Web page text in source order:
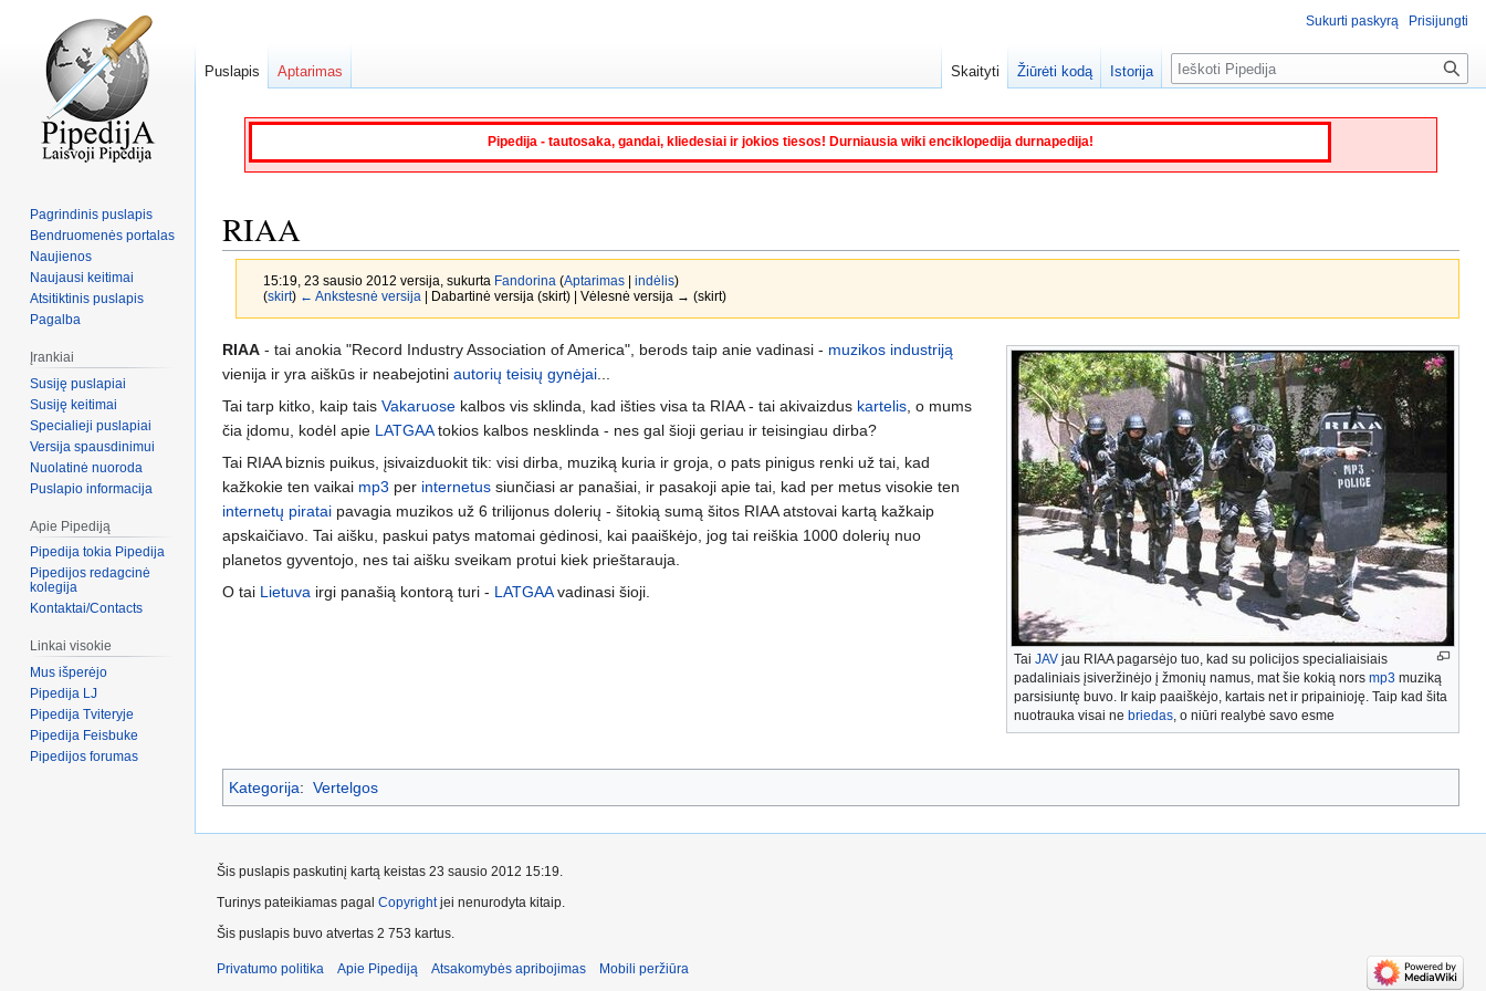
Pipedija - tautosaka, gandai, kliedesiai ir jokios tiesos! Durniausia wiki enciklopedija durnapedija!
RIAA
15:19, 23 sausio 2012 versija, sukurta Fandorina (Aptarimas| indėlis)
(skirt) ← Ankstesnė versija | Dabartinė versija (skirt) | Vėlesnė versija → (skirt)
Jump
to
navigation
Jump
to
search
Tai JAV jau RIAA pagarsėjo tuo, kad su policijos specialiaisiais
padaliniais įsiveržinėjo į žmonių namus, mat šie kokią nors mp3 muziką
parsisiuntę buvo. Ir kaip paaiškėjo, kartais net ir pripainioję. Taip kad šita
nuotrauka visai ne briedas, o niūri realybė savo esme
RIAA - tai anokia "Record Industry Association of America", berods taip anie vadinasi - muzikos industriją
vienija ir yra aiškūs ir neabejotini autorių teisių gynėjai
Tai tarp kitko, kaip tais Vakaruose kalbos vis sklinda, kad išties visa ta RIAA - tai akivaizdus kartelis , o mums
čia įdomu, kodėl apie LATGAAtokios kalbos nesklinda - nes gal šioji geriau ir teisingiau dirba?
Tai RIAA biznis puikus, įsivaizduokit tik: visi dirba, muziką kuria ir groja, o pats pinigus renki už tai, kad
kažkokie ten vaikai mp3 per internetus siunčiasi ar panašiai, ir pasakoji apie tai, kad per metus visokie ten
internetų piratai pavagia muzikos už 6 trilijonus dolerių - šitokią sumą šitos RIAA atstovai kartą kažkaip
apskaičiavo. Tai aišku, paskui patys matomai gėdinosi, kai paaiškėjo, jog tai reiškia 1000 dolerių nuo
planetos gyventojo, nes tai aišku sveikam protui kiek prieštarauja.
O tai Lietuva irgi panašią kontorą turi - LATGAAvadinasi šioji.
Kategorija: Vertelgos
Sukurti paskyrą Prisijungti
Puslapis Aptarimas Skaityti Žiūrėti kodą Istorija Paieška
Pagrindinis puslapis
Bendruomenės portalas
Naujienos
Naujausi keitimai
Atsitiktinis puslapis
Pagalba
Įrankiai
Susiję puslapiai
Susiję keitimai
Specialieji puslapiai
Versija spausdinimui
Nuolatinė nuoroda
Puslapio informacija
Apie Pipediją
Pipedija tokia Pipedija
Pipedijos redagcinė
kolegija
Kontaktai/Contacts
Linkai visokie
Mus išperėjo
Pipedija LJ
Pipedija Tviteryje
Pipedija Feisbuke
Pipedijos forumas
Šis puslapis paskutinį kartą keistas 23 sausio 2012 15:19.
Turinys pateikiamas pagal Copyrightjei nenurodyta kitaip.
Šis puslapis buvo atvertas 2 753 kartus.
Privatumo politika Apie Pipediją Atsakomybės apribojimas Mobili peržiūra